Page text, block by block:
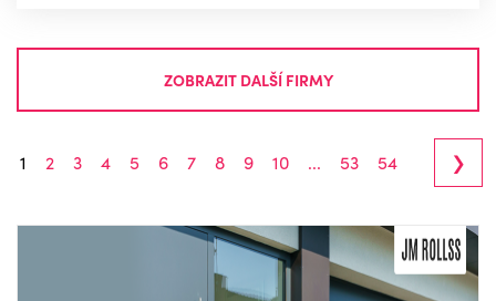
ZOBRAZIT DALŠÍ FIRMY
1 2 3 4 5 6 7 8 9 10 ... 53 54 ›